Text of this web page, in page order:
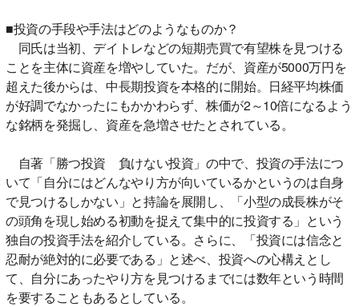
■投資の手段や手法はどのようなものか？
同氏は当初、デイトレなどの短期売買で有望株を見つける
ことを主体に資産を増やしていた。だが、資産が5000万円を
超えた後からは、中長期投資を本格的に開始。日経平均株価
が好調でなかったにもかかわらず、株価が2～10倍になるよう
な銘柄を発掘し、資産を急増させたとされている。
自著「勝つ投資 負けない投資」の中で、投資の手法につ
いて「自分にはどんなやり方が向いているかというのは自身
で見つけるしかない」と持論を展開し、「小型の成長株がそ
の頭角を現し始める初動を捉えて集中的に投資する」という
独自の投資手法を紹介している。さらに、「投資には信念と
忍耐が絶対的に必要である」と述べ、投資への心構えとし
て、自分にあったやり方を見つけるまでには数年という時間
を要することもあるとしている。